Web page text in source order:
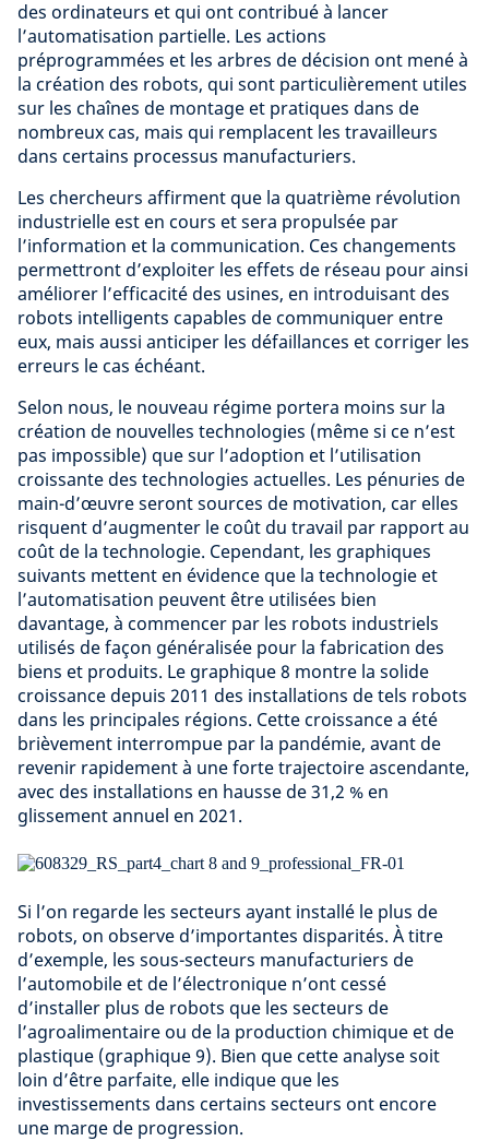
des ordinateurs et qui ont contribué à lancer
l’automatisation partielle. Les actions
préprogrammées et les arbres de décision ont mené à
la création des robots, qui sont particulièrement utiles
sur les chaînes de montage et pratiques dans de
nombreux cas, mais qui remplacent les travailleurs
dans certains processus manufacturiers.
Les chercheurs affirment que la quatrième révolution
industrielle est en cours et sera propulsée par
l’information et la communication. Ces changements
permettront d’exploiter les effets de réseau pour ainsi
améliorer l’efficacité des usines, en introduisant des
robots intelligents capables de communiquer entre
eux, mais aussi anticiper les défaillances et corriger les
erreurs le cas échéant.
Selon nous, le nouveau régime portera moins sur la
création de nouvelles technologies (même si ce n’est
pas impossible) que sur l’adoption et l’utilisation
croissante des technologies actuelles. Les pénuries de
main-d’œuvre seront sources de motivation, car elles
risquent d’augmenter le coût du travail par rapport au
coût de la technologie. Cependant, les graphiques
suivants mettent en évidence que la technologie et
l’automatisation peuvent être utilisées bien
davantage, à commencer par les robots industriels
utilisés de façon généralisée pour la fabrication des
biens et produits. Le graphique 8 montre la solide
croissance depuis 2011 des installations de tels robots
dans les principales régions. Cette croissance a été
brièvement interrompue par la pandémie, avant de
revenir rapidement à une forte trajectoire ascendante,
avec des installations en hausse de 31,2 % en
glissement annuel en 2021.
Si l’on regarde les secteurs ayant installé le plus de
robots, on observe d’importantes disparités. À titre
d’exemple, les sous-secteurs manufacturiers de
l’automobile et de l’électronique n’ont cessé
d’installer plus de robots que les secteurs de
l’agroalimentaire ou de la production chimique et de
plastique (graphique 9). Bien que cette analyse soit
loin d’être parfaite, elle indique que les
investissements dans certains secteurs ont encore
une marge de progression.